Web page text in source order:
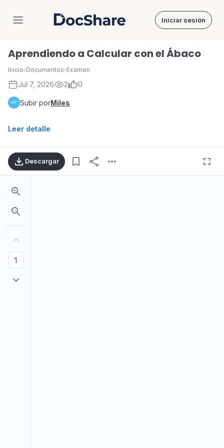
DocShare Iniciar sesión
Aprendiendo a Calcular con el Ábaco
Inicio›Documentos›Examen
Jul 7, 2026 2 0
Subir porMiles
Leer detalle
Descargar